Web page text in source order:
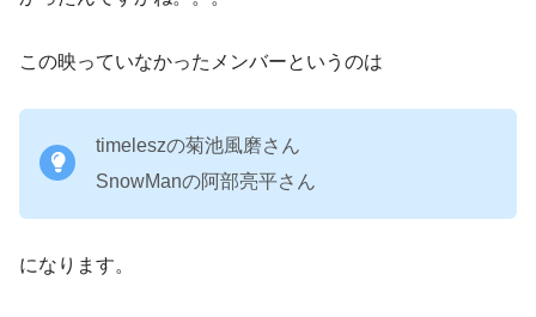
この映っていなかったメンバーというのは
timeleszの菊池風磨さん
SnowManの阿部亮平さん
になります。